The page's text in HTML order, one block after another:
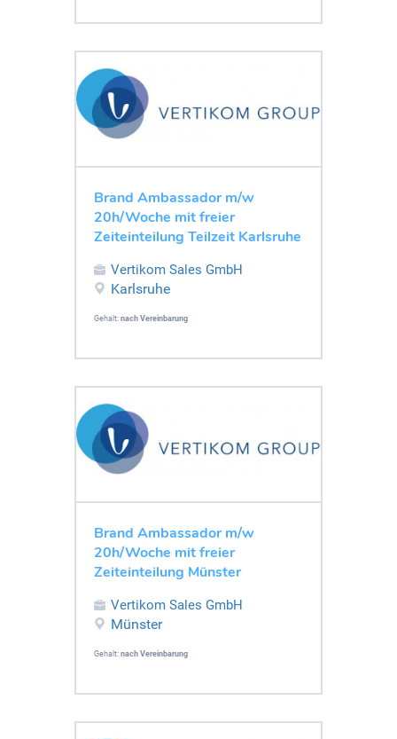
Brand Ambassador m/w
20h/Woche mit freier
Zeiteinteilung Teilzeit Karlsruhe
Vertikom Sales GmbH
Karlsruhe
Gehalt: nach Vereinbarung
Brand Ambassador m/w
20h/Woche mit freier
Zeiteinteilung Münster
Vertikom Sales GmbH
Münster
Gehalt: nach Vereinbarung